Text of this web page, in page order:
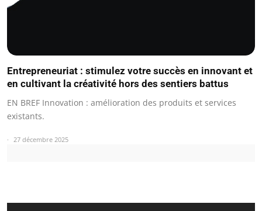
Entrepreneuriat : stimulez votre succès en innovant et
en cultivant la créativité hors des sentiers battus
EN BREF Innovation : amélioration des produits et services
existants.
27 décembre 2025